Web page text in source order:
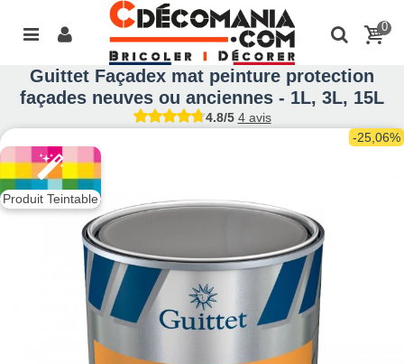
0
Guittet Façadex mat peinture protection
façades neuves ou anciennes - 1L, 3L, 15L
4.8/5 4 avis
Produit Teintable
-25,06%